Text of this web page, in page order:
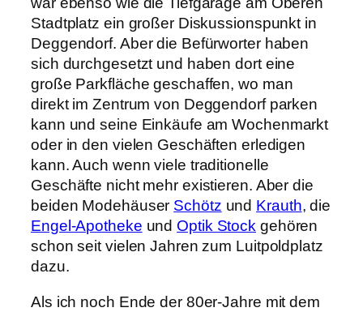
Stadtplatz ein großer Diskussionspunkt in
Deggendorf. Aber die Befürworter haben
sich durchgesetzt und haben dort eine
große Parkfläche geschaffen, wo man
direkt im Zentrum von Deggendorf parken
kann und seine Einkäufe am Wochenmarkt
oder in den vielen Geschäften erledigen
kann. Auch wenn viele traditionelle
Geschäfte nicht mehr existieren. Aber die
beiden Modehäuser Schötz und Krauth, die
Engel-Apotheke und Optik Stock gehören
schon seit vielen Jahren zum Luitpoldplatz
dazu.
Als ich noch Ende der 80er-Jahre mit dem